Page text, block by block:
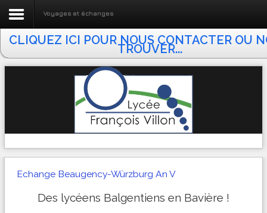
Accueil Lycée F. VILLON
Actualités
Vie pédagogique
Vie associative
Voyages et échanges
CLIQUEZ ICI POUR NOUS CONTACTER OU
TROUVER...
Echange Beaugency-Würzburg An V
Des lycéens Balgentiens en Bavière !